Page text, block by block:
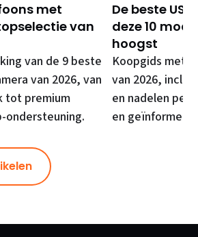
met
van
van de 9 beste
van 2026, van
tot premium
ondersteuning.
De beste
deze 10
hoogst
Koopgids met
van 2026,
en nadelen per
en